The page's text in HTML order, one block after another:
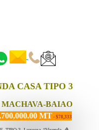
CASA TIPO 3
BAIAO
MT - $78,333